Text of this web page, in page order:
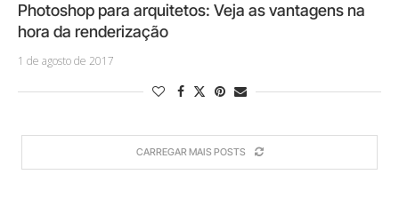
Photoshop para arquitetos: Veja as vantagens na
hora da renderização
1 de agosto de 2017
CARREGAR MAIS POSTS